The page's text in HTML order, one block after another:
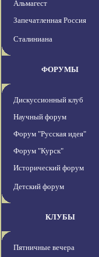
Альмагест
Запечатленная Россия
Сталиниана
ФОРУМЫ
Дискуссионный клуб
Научный форум
Форум "Русская идея"
Форум "Курск"
Исторический форум
Детский форум
КЛУБЫ
Пятничные вечера